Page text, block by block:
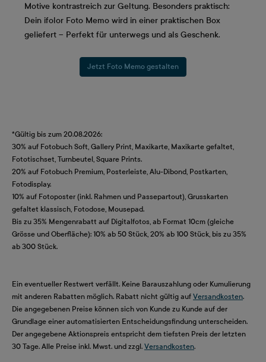
Motive kontrastreich zur Geltung. Besonders praktisch:
Dein ifolor Foto Memo wird in einer praktischen Box
geliefert – Perfekt für unterwegs und als Geschenk.
Jetzt Foto Memo gestalten
*Gültig bis zum 20.08.2026:
30% auf Fotobuch Soft, Gallery Print, Maxikarte, Maxikarte gefaltet,
Fototischset, Turnbeutel, Square Prints.
20% auf Fotobuch Premium, Posterleiste, Alu-Dibond, Postkarten,
Fotodisplay.
10% auf Fotoposter (inkl. Rahmen und Passepartout), Grusskarten
gefaltet klassisch, Fotodose, Mousepad.
Bis zu 35% Mengenrabatt auf Digitalfotos, ab Format 10cm (gleiche
Grösse und Oberfläche): 10% ab 50 Stück, 20% ab 100 Stück, bis zu 35%
ab 300 Stück.
Ein eventueller Restwert verfällt. Keine Barauszahlung oder Kumulierung
mit anderen Rabatten möglich. Rabatt nicht gültig auf Versandkosten.
Die angegebenen Preise können sich von Kunde zu Kunde auf der
Grundlage einer automatisierten Entscheidungsfindung unterscheiden.
Der angegebene Aktionspreis entspricht dem tiefsten Preis der letzten
30 Tage. Alle Preise inkl. Mwst. und zzgl. Versandkosten.